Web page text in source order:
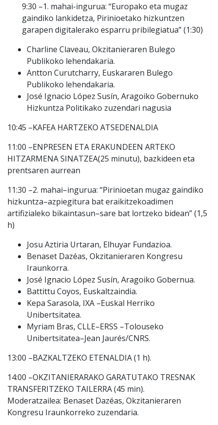
9:30 –1. mahai-ingurua: “Europako eta mugaz
gaindiko lankidetza, Pirinioetako hizkuntzen
garapen digitalerako esparru pribilegiatua” (1:30)
Charline Claveau, Okzitanieraren Bulego
Publikoko lehendakaria.
Antton Curutcharry, Euskararen Bulego
Publikoko lehendakaria.
José Ignacio López Susín, Aragoiko Gobernuko
Hizkuntza Politikako zuzendari nagusia
10:45 –KAFEA HARTZEKO ATSEDENALDIA
11:00 –ENPRESEN ETA ERAKUNDEEN ARTEKO
HITZARMENA SINATZEA(25 minutu), bazkideen eta
prentsaren aurrean
11:30 –2. mahai–ingurua: “Pirinioetan mugaz gaindiko
hizkuntza–azpiegitura bat eraikitzekoadimen
artifizialeko bikaintasun–sare bat lortzeko bidean” (1,5
h)
Josu Aztiria Urtaran, Elhuyar Fundazioa.
Benaset Dazéas, Okzitanieraren Kongresu
Iraunkorra.
José Ignacio López Susín, Aragoiko Gobernua.
Battittu Coyos, Euskaltzaindia.
Kepa Sarasola, IXA –Euskal Herriko
Unibertsitatea.
Myriam Bras, CLLE–ERSS –Tolouseko
Unibertsitatea–Jean Jaurés/CNRS.
13:00 –BAZKALTZEKO ETENALDIA (1 h).
14:00 –OKZITANIERARAKO GARATUTAKO TRESNAK
TRANSFERITZEKO TAILERRA (45 min).
Moderatzailea: Benaset Dazéas, Okzitanieraren
Kongresu Iraunkorreko zuzendaria.